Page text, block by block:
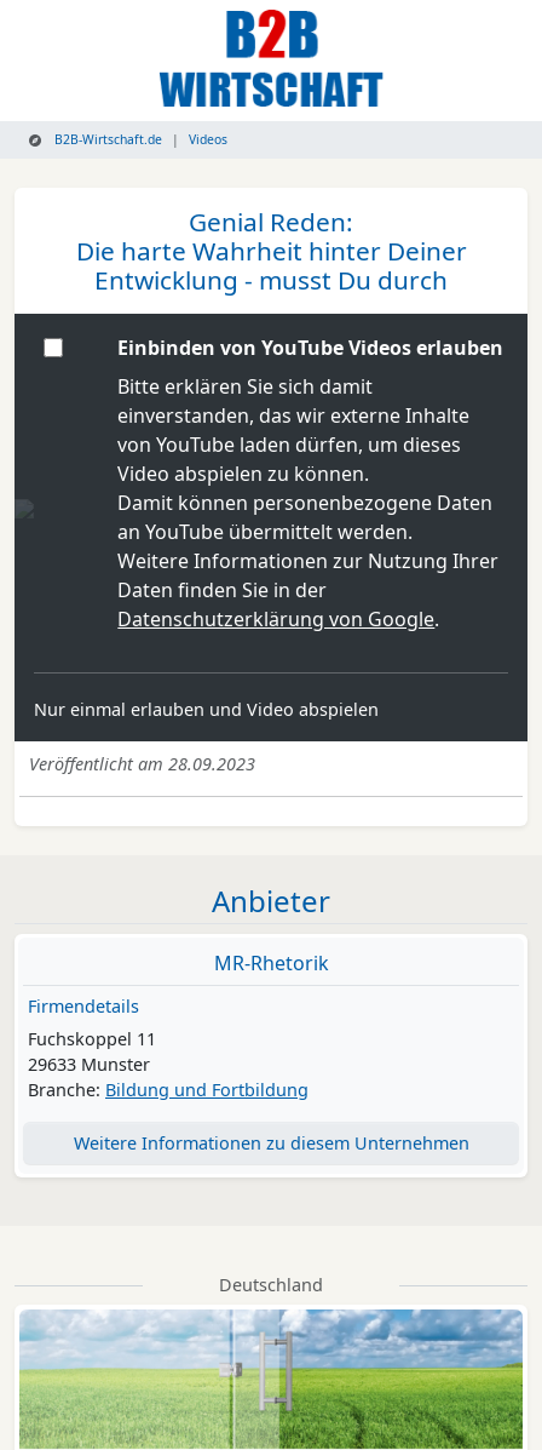
B2B-Wirtschaft.de Videos
Genial Reden:
Die harte Wahrheit hinter Deiner
Entwicklung - musst Du durch
Einbinden von YouTube Videos erlauben
Bitte erklären Sie sich damit
einverstanden, das wir externe Inhalte
von YouTube laden dürfen, um dieses
Video abspielen zu können.
Damit können personenbezogene Daten
an YouTube übermittelt werden.
Weitere Informationen zur Nutzung Ihrer
Daten finden Sie in der
Datenschutzerklärung von Google.
Nur einmal erlauben und Video abspielen
Veröffentlicht am 28.09.2023
Anbieter
MR-Rhetorik
Firmendetails
Fuchskoppel 11
29633 Munster
Branche: Bildung und Fortbildung
Weitere Informationen zu diesem Unternehmen
Deutschland